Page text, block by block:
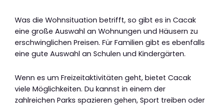
Was die Wohnsituation betrifft, so gibt es in Cacak
eine große Auswahl an Wohnungen und Häusern zu
erschwinglichen Preisen. Für Familien gibt es ebenfalls
eine gute Auswahl an Schulen und Kindergärten.
Wenn es um Freizeitaktivitäten geht, bietet Cacak
viele Möglichkeiten. Du kannst in einem der
zahlreichen Parks spazieren gehen, Sport treiben oder